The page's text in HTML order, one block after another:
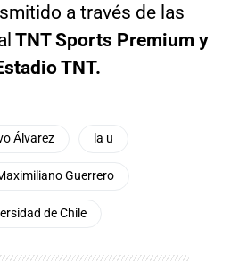
a través de las
TNT Sports Premium y
TNT.
Álvarez la u
Guerrero
de Chile